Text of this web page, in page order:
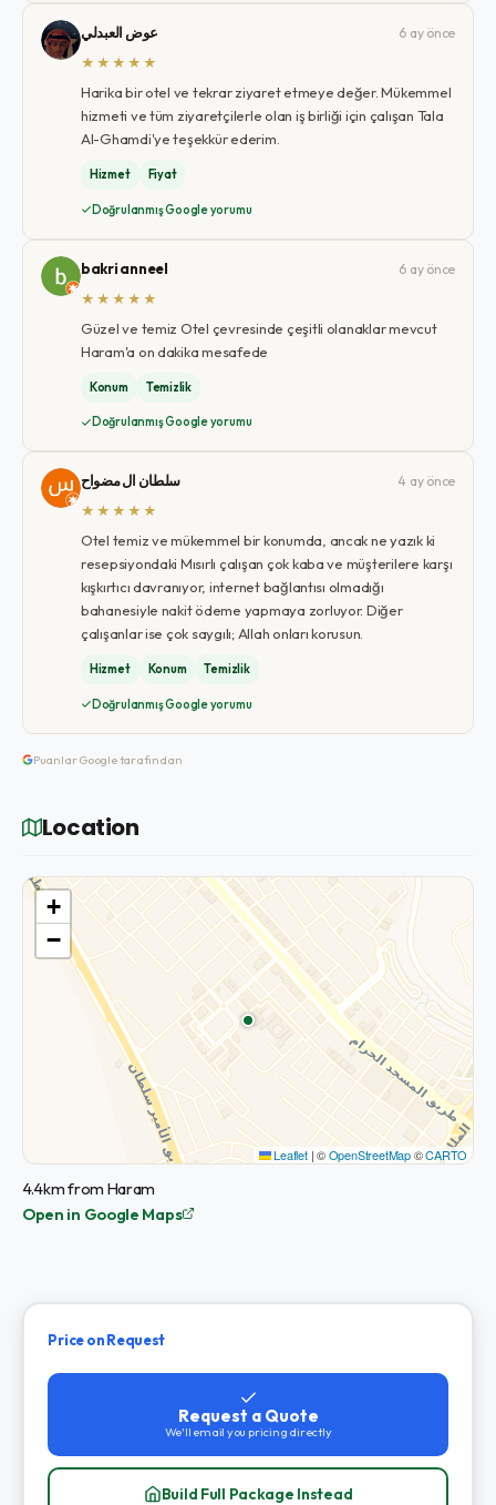
عوض العبدلي
6 ay önce
★★★★★
Harika bir otel ve tekrar ziyaret etmeye değer. Mükemmel
hizmeti ve tüm ziyaretçilerle olan iş birliği için çalışan Tala
Al-Ghamdi'ye teşekkür ederim.
Hizmet Fiyat
Doğrulanmış Google yorumu
bakri anneel
6 ay önce
★★★★★
Güzel ve temiz Otel çevresinde çeşitli olanaklar mevcut
Haram'a on dakika mesafede
Konum Temizlik
Doğrulanmış Google yorumu
سلطان ال مضواح
4 ay önce
★★★★★
Otel temiz ve mükemmel bir konumda, ancak ne yazık ki
resepsiyondaki Mısırlı çalışan çok kaba ve müşterilere karşı
kışkırtıcı davranıyor, internet bağlantısı olmadığı
bahanesiyle nakit ödeme yapmaya zorluyor. Diğer
çalışanlar ise çok saygılı; Allah onları korusun.
Hizmet Konum Temizlik
Doğrulanmış Google yorumu
Puanlar Google tarafından
Location
+
−
Leaflet |©OpenStreetMap©CARTO
4.4km from Haram
Open in Google Maps
Price on Request
Request a Quote
We'll email you pricing directly
Build Full Package Instead